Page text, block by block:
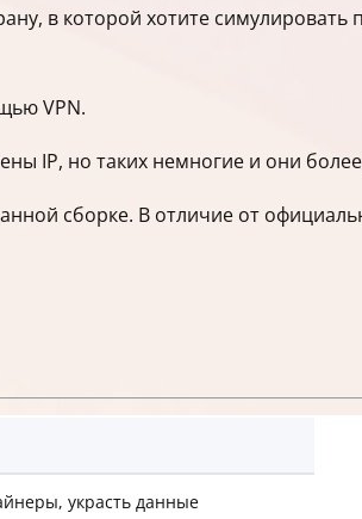
в которой хотите
VPN.
IP, но таких немногие и они
сборке. В отличие от
украсть данные